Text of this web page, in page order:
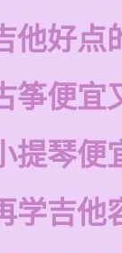
他好点
筝便宜
提琴便
学吉他